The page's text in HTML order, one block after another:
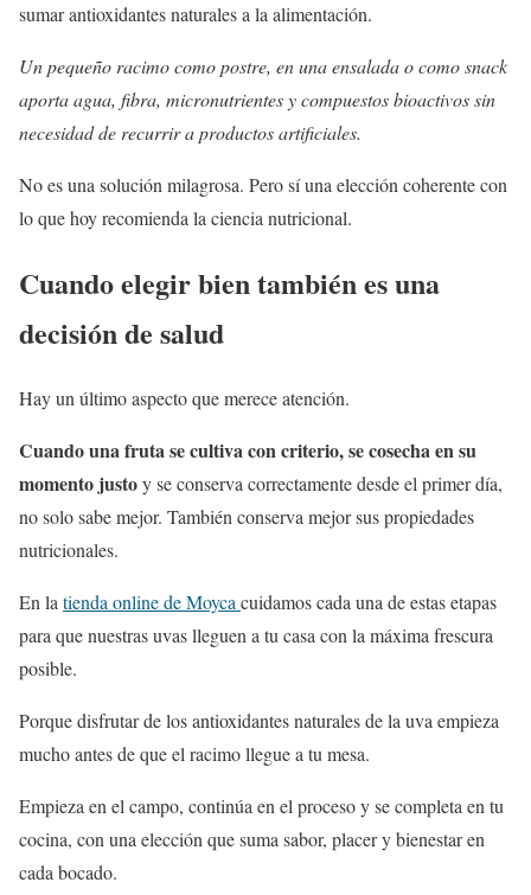
sumar antioxidantes naturales a la alimentación.
Un pequeño racimo como postre, en una ensalada o como snack
aporta agua, fibra, micronutrientes y compuestos bioactivos sin
necesidad de recurrir a productos artificiales.
No es una solución milagrosa. Pero sí una elección coherente con
lo que hoy recomienda la ciencia nutricional.
Cuando elegir bien también es una
decisión de salud
Hay un último aspecto que merece atención.
Cuando una fruta se cultiva con criterio, se cosecha en su
momento justoy se conserva correctamente desde el primer día,
no solo sabe mejor. También conserva mejor sus propiedades
nutricionales.
En la tienda online de Moyca cuidamos cada una de estas etapas
para que nuestras uvas lleguen a tu casa con la máxima frescura
posible.
Porque disfrutar de los antioxidantes naturales de la uva empieza
mucho antes de que el racimo llegue a tu mesa.
Empieza en el campo, continúa en el proceso y se completa en tu
cocina, con una elección que suma sabor, placer y bienestar en
cada bocado.